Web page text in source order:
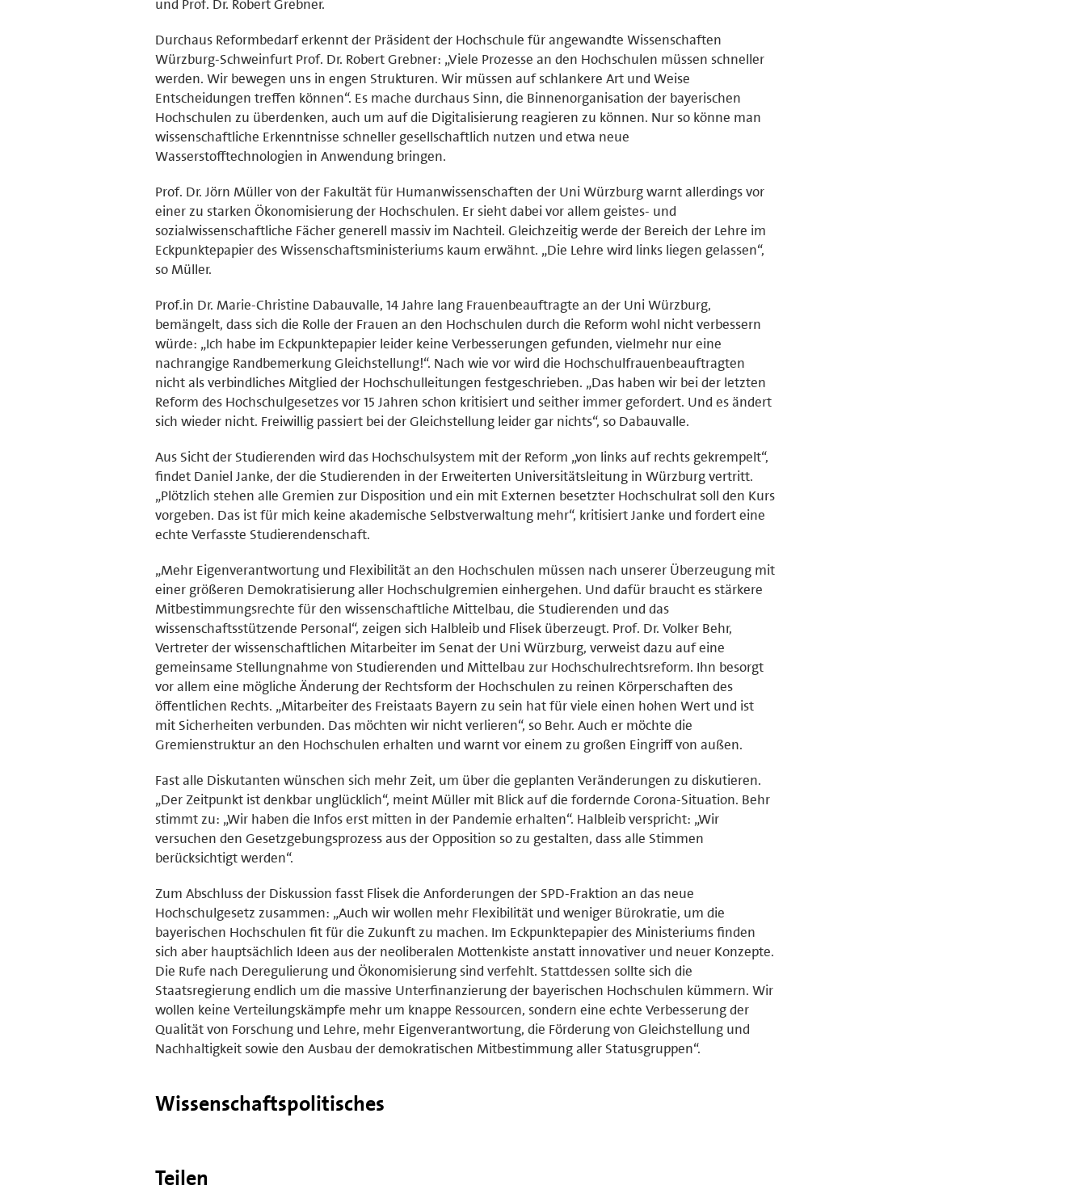
und Prof. Dr. Robert Grebner.
Durchaus Reformbedarf erkennt der Präsident der Hochschule für angewandte Wissenschaften
Würzburg-Schweinfurt Prof. Dr. Robert Grebner: „Viele Prozesse an den Hochschulen müssen schneller
werden. Wir bewegen uns in engen Strukturen. Wir müssen auf schlankere Art und Weise
Entscheidungen treffen können“. Es mache durchaus Sinn, die Binnenorganisation der bayerischen
Hochschulen zu überdenken, auch um auf die Digitalisierung reagieren zu können. Nur so könne man
wissenschaftliche Erkenntnisse schneller gesellschaftlich nutzen und etwa neue
Wasserstofftechnologien in Anwendung bringen.
Prof. Dr. Jörn Müller von der Fakultät für Humanwissenschaften der Uni Würzburg warnt allerdings vor
einer zu starken Ökonomisierung der Hochschulen. Er sieht dabei vor allem geistes- und
sozialwissenschaftliche Fächer generell massiv im Nachteil. Gleichzeitig werde der Bereich der Lehre im
Eckpunktepapier des Wissenschaftsministeriums kaum erwähnt. „Die Lehre wird links liegen gelassen“,
so Müller.
Prof.in Dr. Marie-Christine Dabauvalle, 14 Jahre lang Frauenbeauftragte an der Uni Würzburg,
bemängelt, dass sich die Rolle der Frauen an den Hochschulen durch die Reform wohl nicht verbessern
würde: „Ich habe im Eckpunktepapier leider keine Verbesserungen gefunden, vielmehr nur eine
nachrangige Randbemerkung Gleichstellung!“. Nach wie vor wird die Hochschulfrauenbeauftragten
nicht als verbindliches Mitglied der Hochschulleitungen festgeschrieben. „Das haben wir bei der letzten
Reform des Hochschulgesetzes vor 15 Jahren schon kritisiert und seither immer gefordert. Und es ändert
sich wieder nicht. Freiwillig passiert bei der Gleichstellung leider gar nichts“, so Dabauvalle.
Aus Sicht der Studierenden wird das Hochschulsystem mit der Reform „von links auf rechts gekrempelt“,
findet Daniel Janke, der die Studierenden in der Erweiterten Universitätsleitung in Würzburg vertritt.
„Plötzlich stehen alle Gremien zur Disposition und ein mit Externen besetzter Hochschulrat soll den Kurs
vorgeben. Das ist für mich keine akademische Selbstverwaltung mehr“, kritisiert Janke und fordert eine
echte Verfasste Studierendenschaft.
„Mehr Eigenverantwortung und Flexibilität an den Hochschulen müssen nach unserer Überzeugung mit
einer größeren Demokratisierung aller Hochschulgremien einhergehen. Und dafür braucht es stärkere
Mitbestimmungsrechte für den wissenschaftliche Mittelbau, die Studierenden und das
wissenschaftsstützende Personal“, zeigen sich Halbleib und Flisek überzeugt. Prof. Dr. Volker Behr,
Vertreter der wissenschaftlichen Mitarbeiter im Senat der Uni Würzburg, verweist dazu auf eine
gemeinsame Stellungnahme von Studierenden und Mittelbau zur Hochschulrechtsreform. Ihn besorgt
vor allem eine mögliche Änderung der Rechtsform der Hochschulen zu reinen Körperschaften des
öffentlichen Rechts. „Mitarbeiter des Freistaats Bayern zu sein hat für viele einen hohen Wert und ist
mit Sicherheiten verbunden. Das möchten wir nicht verlieren“, so Behr. Auch er möchte die
Gremienstruktur an den Hochschulen erhalten und warnt vor einem zu großen Eingriff von außen.
Fast alle Diskutanten wünschen sich mehr Zeit, um über die geplanten Veränderungen zu diskutieren.
„Der Zeitpunkt ist denkbar unglücklich“, meint Müller mit Blick auf die fordernde Corona-Situation. Behr
stimmt zu: „Wir haben die Infos erst mitten in der Pandemie erhalten“. Halbleib verspricht: „Wir
versuchen den Gesetzgebungsprozess aus der Opposition so zu gestalten, dass alle Stimmen
berücksichtigt werden“.
Zum Abschluss der Diskussion fasst Flisek die Anforderungen der SPD-Fraktion an das neue
Hochschulgesetz zusammen: „Auch wir wollen mehr Flexibilität und weniger Bürokratie, um die
bayerischen Hochschulen fit für die Zukunft zu machen. Im Eckpunktepapier des Ministeriums finden
sich aber hauptsächlich Ideen aus der neoliberalen Mottenkiste anstatt innovativer und neuer Konzepte.
Die Rufe nach Deregulierung und Ökonomisierung sind verfehlt. Stattdessen sollte sich die
Staatsregierung endlich um die massive Unterfinanzierung der bayerischen Hochschulen kümmern. Wir
wollen keine Verteilungskämpfe mehr um knappe Ressourcen, sondern eine echte Verbesserung der
Qualität von Forschung und Lehre, mehr Eigenverantwortung, die Förderung von Gleichstellung und
Nachhaltigkeit sowie den Ausbau der demokratischen Mitbestimmung aller Statusgruppen“.
Wissenschaftspolitisches
Teilen